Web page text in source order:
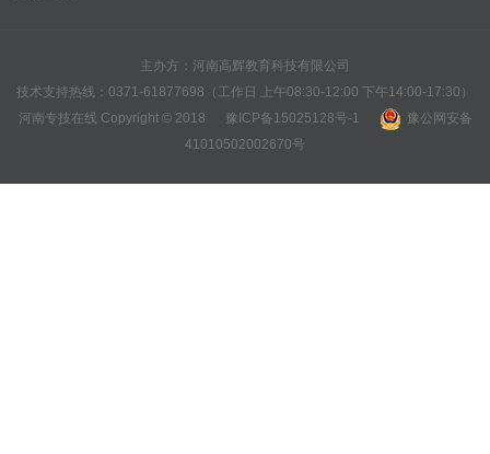
主办方：河南高辉教育科技有限公司
技术支持热线：0371-61877698（工作日 上午08:30-12:00 下午14:00-17:30）
河南专技在线 Copyright © 2018
豫ICP备15025128号-1
豫公网安备
41010502002670号